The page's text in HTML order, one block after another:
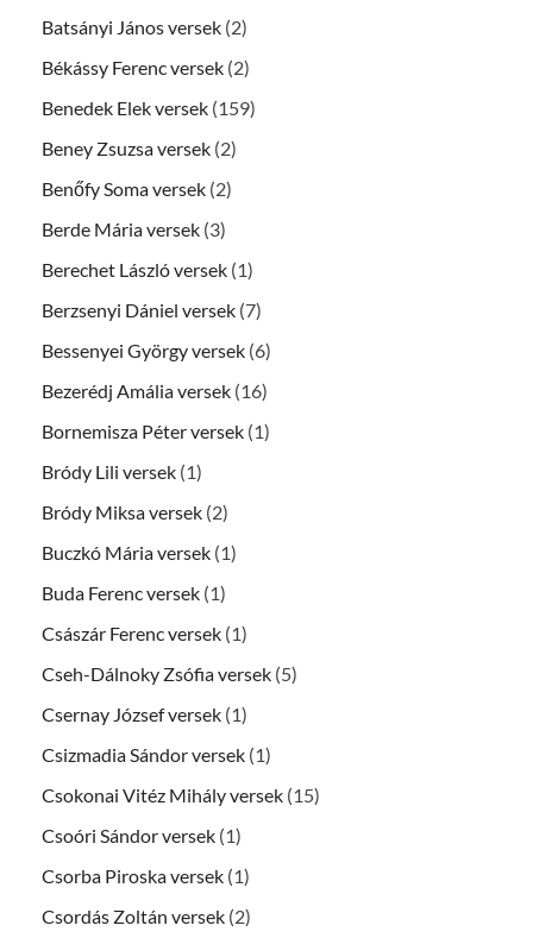
Batsányi János versek (2)
Békássy Ferenc versek (2)
Benedek Elek versek (159)
Beney Zsuzsa versek (2)
Benőfy Soma versek (2)
Berde Mária versek (3)
Berechet László versek (1)
Berzsenyi Dániel versek (7)
Bessenyei György versek (6)
Bezerédj Amália versek (16)
Bornemisza Péter versek (1)
Bródy Lili versek (1)
Bródy Miksa versek (2)
Buczkó Mária versek (1)
Buda Ferenc versek (1)
Császár Ferenc versek (1)
Cseh-Dálnoky Zsófia versek (5)
Csernay József versek (1)
Csizmadia Sándor versek (1)
Csokonai Vitéz Mihály versek (15)
Csoóri Sándor versek (1)
Csorba Piroska versek (1)
Csordás Zoltán versek (2)